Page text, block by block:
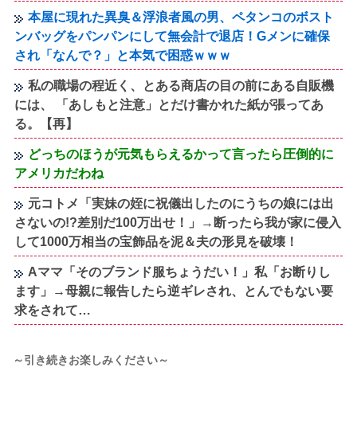
本屋に現れた異臭＆浮浪者風の男、ペタンコのボスト
ンバッグをパンパンにして無会計で退店！Gメンに確保
され「なんで？」と本気で困惑ｗｗｗ
私の職場の程近く、とある商店の目の前にある自販機
には、 「あしもと注意」とだけ書かれた紙が張ってあ
る。【再】
どっちのほうが元気もらえるかって言ったら圧倒的に
アメリカだわね
元コトメ「実妹の姪に祝儀出したのにうちの娘には出
さないの!?差別だ100万出せ！」→断ったら我が家に侵入
して1000万相当の宝飾品を泥＆夫の形見を破壊！
Aママ「そのブランド服ちょうだい！」私「お断りし
ます」→母親に報告したら逆ギレされ、とんでもない要
求をされて…
～引き続きお楽しみください～